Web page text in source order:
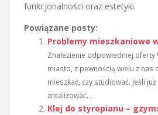
funkcjonalności oraz estetyki.
Powiązane posty:
Problemy mieszkaniowe
Znalezienie odpowiedniej oferty
miasto, z pewnością wielu z nas
mieszkać, czy studiować. Jeśli
zrealizować...
Klej do styropianu –